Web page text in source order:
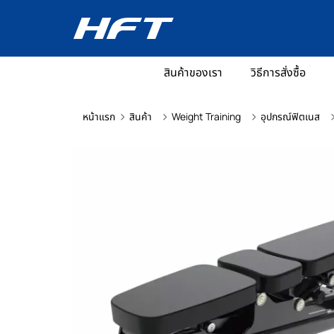
สินค้าของเรา วิธีการสั่งซื้อ
หน้าแรก สินค้า Weight Training อุปกรณ์ฟิตเนส